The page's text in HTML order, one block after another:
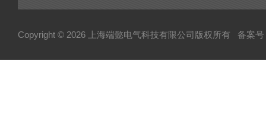
Copyright © 2026 上海端懿电气科技有限公司版权所有 备案号